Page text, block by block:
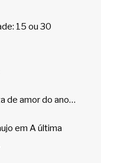
15 ou 30
de amor do ano…
em A última